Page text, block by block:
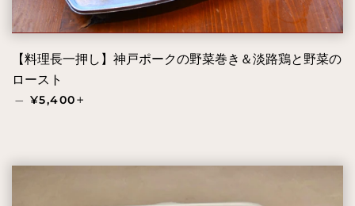
【料理長一押し】神戸ポークの野菜巻き＆淡路鶏と野菜の
ロースト
— 通常価格
¥5,400